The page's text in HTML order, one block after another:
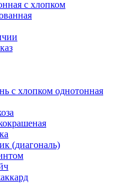
с хлопком
с хлопком однотонная
(диагональ)